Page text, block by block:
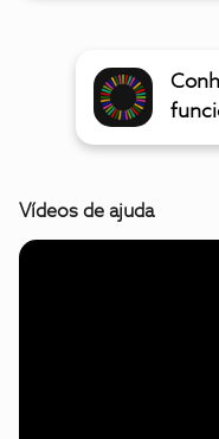
Vídeos de ajuda